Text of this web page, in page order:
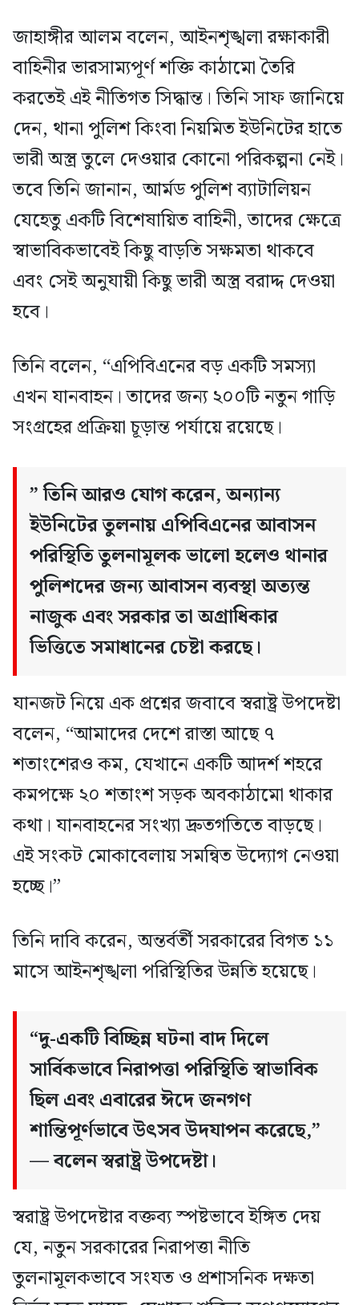
জাহাঙ্গীর আলম বলেন, আইনশৃঙ্খলা রক্ষাকারী
বাহিনীর ভারসাম্যপূর্ণ শক্তি কাঠামো তৈরি
করতেই এই নীতিগত সিদ্ধান্ত। তিনি সাফ জানিয়ে
দেন, থানা পুলিশ কিংবা নিয়মিত ইউনিটের হাতে
ভারী অস্ত্র তুলে দেওয়ার কোনো পরিকল্পনা নেই।
তবে তিনি জানান, আর্মড পুলিশ ব্যাটালিয়ন
যেহেতু একটি বিশেষায়িত বাহিনী, তাদের ক্ষেত্রে
স্বাভাবিকভাবেই কিছু বাড়তি সক্ষমতা থাকবে
এবং সেই অনুযায়ী কিছু ভারী অস্ত্র বরাদ্দ দেওয়া
হবে।
তিনি বলেন, “এপিবিএনের বড় একটি সমস্যা
এখন যানবাহন। তাদের জন্য ২০০টি নতুন গাড়ি
সংগ্রহের প্রক্রিয়া চূড়ান্ত পর্যায়ে রয়েছে।
” তিনি আরও যোগ করেন, অন্যান্য
ইউনিটের তুলনায় এপিবিএনের আবাসন
পরিস্থিতি তুলনামূলক ভালো হলেও থানার
পুলিশদের জন্য আবাসন ব্যবস্থা অত্যন্ত
নাজুক এবং সরকার তা অগ্রাধিকার
ভিত্তিতে সমাধানের চেষ্টা করছে।
যানজট নিয়ে এক প্রশ্নের জবাবে স্বরাষ্ট্র উপদেষ্টা
বলেন, “আমাদের দেশে রাস্তা আছে ৭
শতাংশেরও কম, যেখানে একটি আদর্শ শহরে
কমপক্ষে ২০ শতাংশ সড়ক অবকাঠামো থাকার
কথা। যানবাহনের সংখ্যা দ্রুতগতিতে বাড়ছে।
এই সংকট মোকাবেলায় সমন্বিত উদ্যোগ নেওয়া
হচ্ছে।”
তিনি দাবি করেন, অন্তর্বর্তী সরকারের বিগত ১১
মাসে আইনশৃঙ্খলা পরিস্থিতির উন্নতি হয়েছে।
“দু-একটি বিচ্ছিন্ন ঘটনা বাদ দিলে
সার্বিকভাবে নিরাপত্তা পরিস্থিতি স্বাভাবিক
ছিল এবং এবারের ঈদে জনগণ
শান্তিপূর্ণভাবে উৎসব উদযাপন করেছে,”
— বলেন স্বরাষ্ট্র উপদেষ্টা।
স্বরাষ্ট্র উপদেষ্টার বক্তব্য স্পষ্টভাবে ইঙ্গিত দেয়
যে, নতুন সরকারের নিরাপত্তা নীতি
তুলনামূলকভাবে সংযত ও প্রশাসনিক দক্ষতা